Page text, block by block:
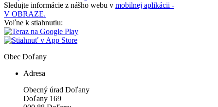
Sledujte informácie z nášho webu v mobilnej aplikácii -
V OBRAZE.
Voľne k stiahnutiu:
Obec Doľany
Adresa
Obecný úrad Doľany
Doľany 169